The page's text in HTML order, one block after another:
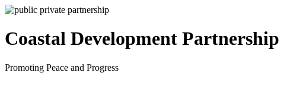
Coastal Development Partnership
Promoting Peace and Progress